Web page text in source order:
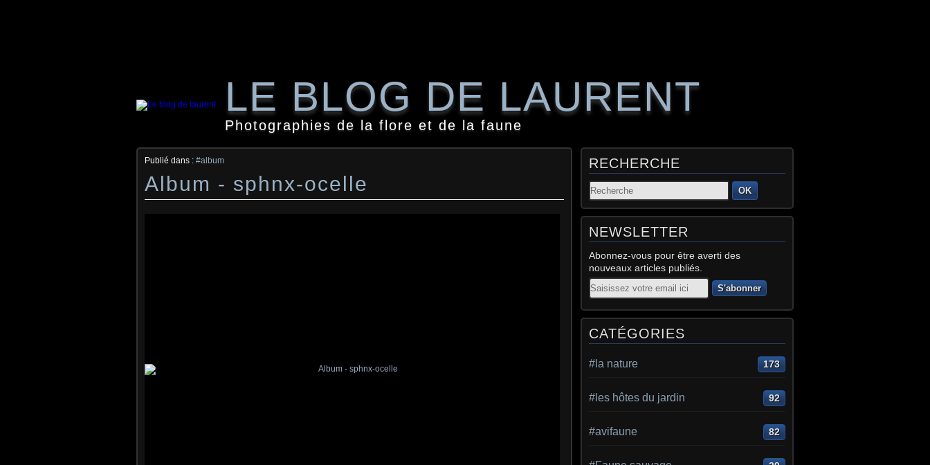
LE BLOG DE LAURENT
Photographies de la flore et de la faune
Publié dans : #album
Album - sphnx-ocelle
RECHERCHE
OK
NEWSLETTER
Abonnez-vous pour être averti des
nouveaux articles publiés.
Email
CATÉGORIES
#la nature 173
#les hôtes du jardin 92
#avifaune 82